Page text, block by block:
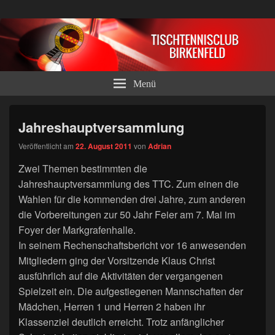
Tischtennisclub Birkenfeld e.V.
Menü
Jahreshauptversammlung
Veröffentlicht am 22. August 2011 von Adrian
Zwei Themen bestimmten die
Jahreshauptversammlung des TTC. Zum einen die
Wahlen für die kommenden drei Jahre, zum anderen
die Vorbereitungen zur 50 Jahr Feier am 7. Mai im
Foyer der Markgrafenhalle.
In seinem Rechenschaftsbericht vor 16 anwesenden
Mitgliedern ging der Vorsitzende Klaus Christ
ausführlich auf die Aktivitäten der vergangenen
Spielzeit ein. Die aufgestiegenen Mannschaften der
Mädchen, Herren 1 und Herren 2 haben ihr
Klassenziel deutlich erreicht. Trotz anfänglicher